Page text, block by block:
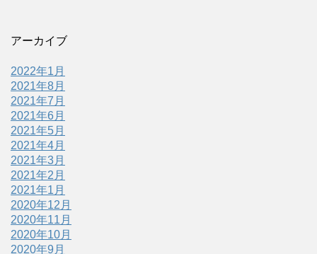
アーカイブ
2022年1月
2021年8月
2021年7月
2021年6月
2021年5月
2021年4月
2021年3月
2021年2月
2021年1月
2020年12月
2020年11月
2020年10月
2020年9月